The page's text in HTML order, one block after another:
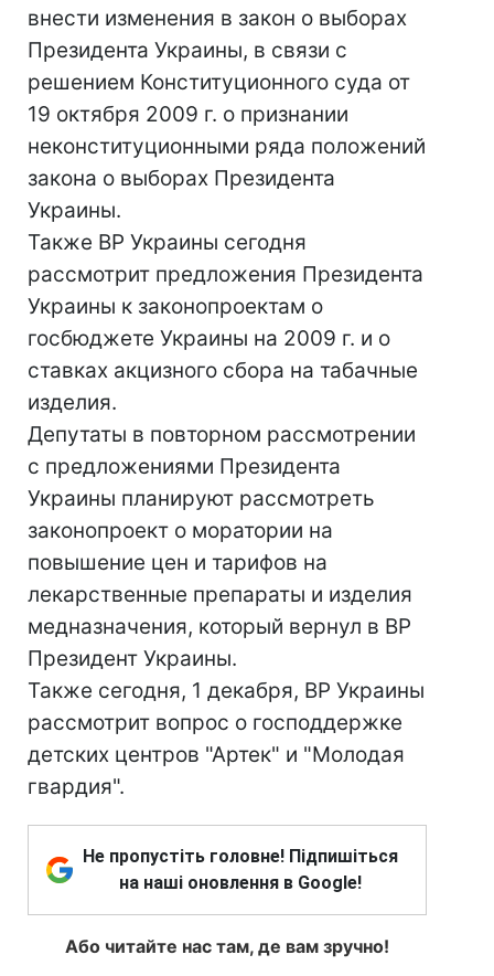
внести изменения в закон о выборах
Президента Украины, в связи с
решением Конституционного суда от
19 октября 2009 г. о признании
неконституционными ряда положений
закона о выборах Президента
Украины.
Также ВР Украины сегодня
рассмотрит предложения Президента
Украины к законопроектам о
госбюджете Украины на 2009 г. и о
ставках акцизного сбора на табачные
изделия.
Депутаты в повторном рассмотрении
с предложениями Президента
Украины планируют рассмотреть
законопроект о моратории на
повышение цен и тарифов на
лекарственные препараты и изделия
медназначения, который вернул в ВР
Президент Украины.
Также сегодня, 1 декабря, ВР Украины
рассмотрит вопрос о господдержке
детских центров "Артек" и "Молодая
гвардия".
Не пропустіть головне! Підпишіться
на наші оновлення в Google!
Або читайте нас там, де вам зручно!